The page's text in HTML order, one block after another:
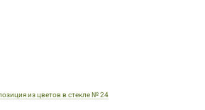
из цветов в стекле № 24